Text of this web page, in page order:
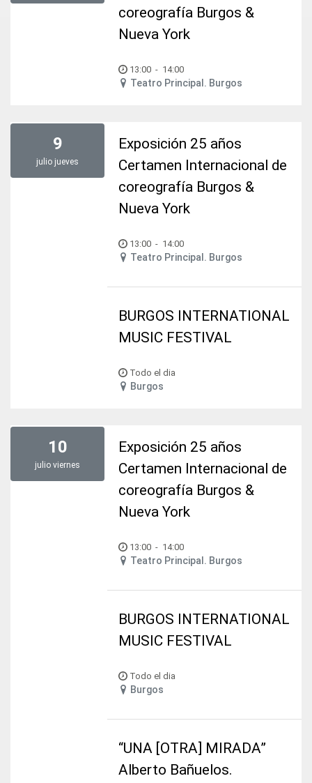
coreografía Burgos &
Nueva York
13:00 - 14:00
Teatro Principal. Burgos
9
julio jueves
Exposición 25 años
Certamen Internacional de
coreografía Burgos &
Nueva York
13:00 - 14:00
Teatro Principal. Burgos
BURGOS INTERNATIONAL
MUSIC FESTIVAL
Todo el dia
Burgos
10
julioviernes
Exposición 25 años
Certamen Internacional de
coreografía Burgos &
Nueva York
13:00 - 14:00
Teatro Principal. Burgos
BURGOS INTERNATIONAL
MUSIC FESTIVAL
Todo el dia
Burgos
“UNA [OTRA] MIRADA”
Alberto Bañuelos.